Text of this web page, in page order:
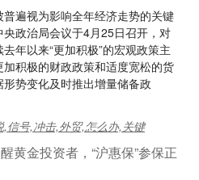
遍视为影响全年经济走势的关键
政治局会议于4月25日召开，对
年以来“更加积极”的宏观政策主
积极的财政政策和适度宽松的货
势变化及时推出增量储备政
,信号,冲击,外贸,怎么办,关键